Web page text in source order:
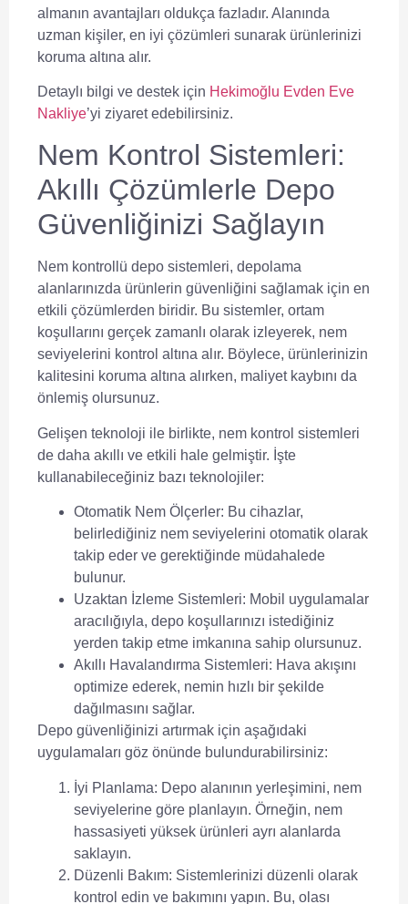
almanın avantajları oldukça fazladır. Alanında
uzman kişiler, en iyi çözümleri sunarak ürünlerinizi
koruma altına alır.
Detaylı bilgi ve destek için Hekimoğlu Evden Eve
Nakliye’yi ziyaret edebilirsiniz.
Nem Kontrol Sistemleri:
Akıllı Çözümlerle Depo
Güvenliğinizi Sağlayın
Nem kontrollü depo sistemleri, depolama
alanlarınızda ürünlerin güvenliğini sağlamak için en
etkili çözümlerden biridir. Bu sistemler, ortam
koşullarını gerçek zamanlı olarak izleyerek, nem
seviyelerini kontrol altına alır. Böylece, ürünlerinizin
kalitesini koruma altına alırken, maliyet kaybını da
önlemiş olursunuz.
Gelişen teknoloji ile birlikte, nem kontrol sistemleri
de daha akıllı ve etkili hale gelmiştir. İşte
kullanabileceğiniz bazı teknolojiler:
Otomatik Nem Ölçerler: Bu cihazlar,
belirlediğiniz nem seviyelerini otomatik olarak
takip eder ve gerektiğinde müdahalede
bulunur.
Uzaktan İzleme Sistemleri: Mobil uygulamalar
aracılığıyla, depo koşullarınızı istediğiniz
yerden takip etme imkanına sahip olursunuz.
Akıllı Havalandırma Sistemleri: Hava akışını
optimize ederek, nemin hızlı bir şekilde
dağılmasını sağlar.
Depo güvenliğinizi artırmak için aşağıdaki
uygulamaları göz önünde bulundurabilirsiniz:
İyi Planlama: Depo alanının yerleşimini, nem
seviyelerine göre planlayın. Örneğin, nem
hassasiyeti yüksek ürünleri ayrı alanlarda
saklayın.
Düzenli Bakım: Sistemlerinizi düzenli olarak
kontrol edin ve bakımını yapın. Bu, olası